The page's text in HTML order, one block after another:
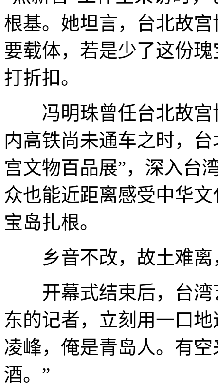
根基。她坦言，台北故
要载体，若是少了这份
打折扣。
冯明珠曾任台北故宫
内高铁尚未通车之时，
宫文物百品展”，深入台
众也能近距离感受中华
宝岛扎根。
乡音不改，故土难离
开幕式结束后，台湾
东的记者，立刻用一口
凌峰，俺是青岛人。有
酒。”